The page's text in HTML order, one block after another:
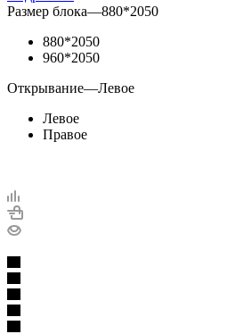
Размер блока—880*2050
880*2050
960*2050
Открывание—Левое
Левое
Правое